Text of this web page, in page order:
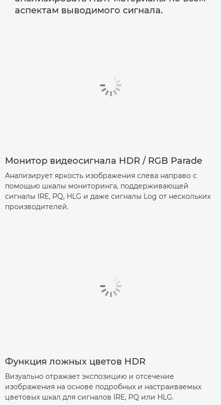
аспектам выводимого сигнала.
Монитор видеосигнала HDR / RGB Parade
Анализирует яркость изображения слева направо с
помощью шкалы мониторинга, поддерживающей
сигналы IRE, PQ, HLG и даже сигналы Log от нескольких
производителей.
Функция ложных цветов HDR
Визуально отражает экспозицию и отсечение
изображения на основе подробных и настраиваемых
цветовых шкал для сигналов IRE, PQ или HLG.